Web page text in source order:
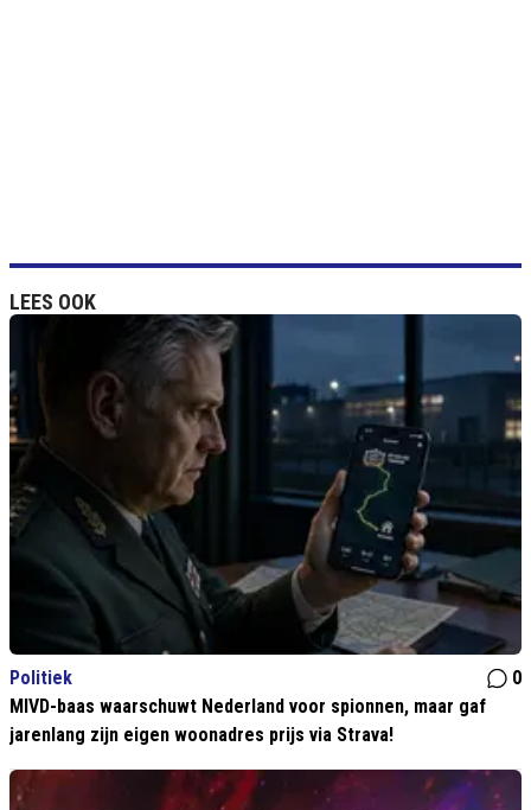
LEES OOK
Politiek
0
MIVD-baas waarschuwt Nederland voor spionnen, maar gaf
jarenlang zijn eigen woonadres prijs via Strava!